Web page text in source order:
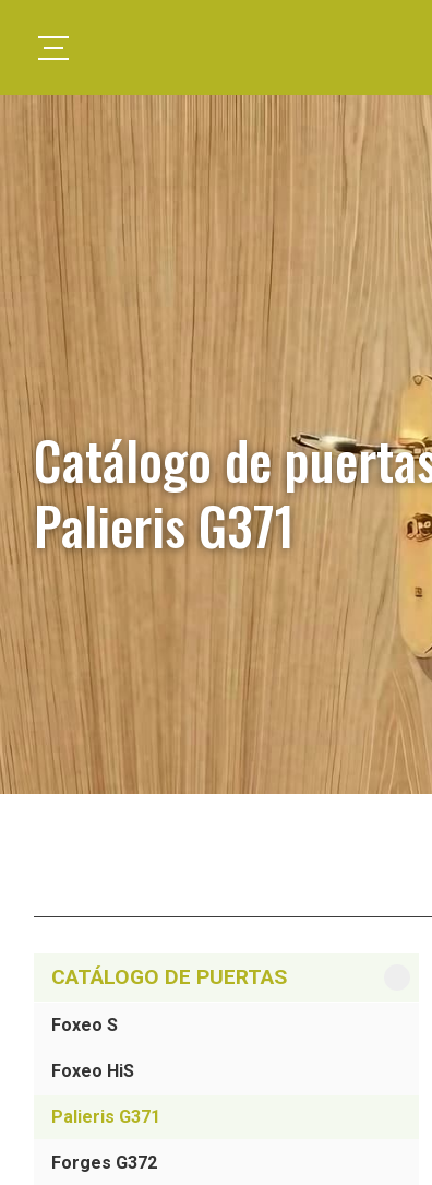
Catálogo de
Palieris G371
CATÁLOGO DE PUERTAS
Foxeo S
Foxeo HiS
Palieris G371
Forges G372